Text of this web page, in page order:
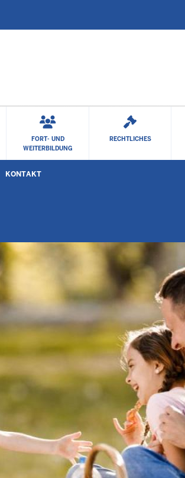
FORT- UND
WEITERBILDUNG
RECHTLICHES
KONTAKT